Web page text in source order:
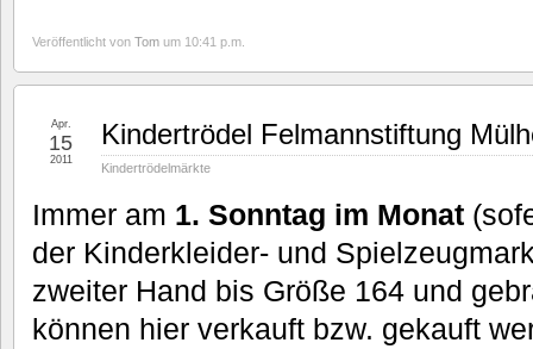
Veröffentlicht von Tom um 10:41 p.m.
Kindertrödel Felmannstiftung
Kindertrödelmärkte
Apr.
15
2011
Immer am 1. Sonntag im Monat
der Kinderkleider- und
zweiter Hand bis Größe 164 und
können hier verkauft bzw. gekauft